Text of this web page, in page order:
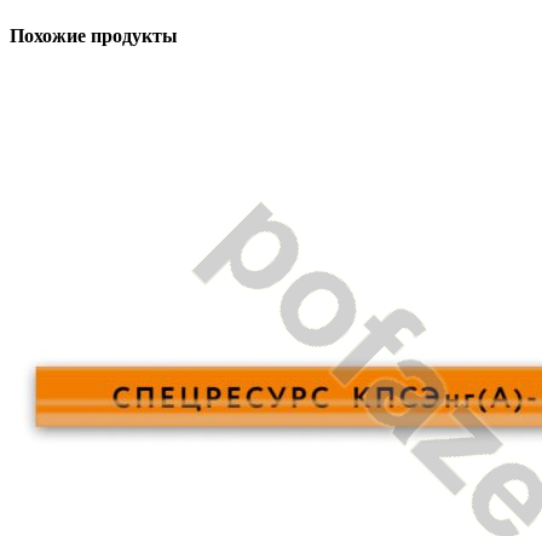
Похожие продукты